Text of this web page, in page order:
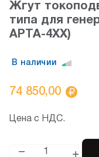
Жгут
типа для
АРТА-4XX)
В наличии
74 850,00
Цена с НДС.